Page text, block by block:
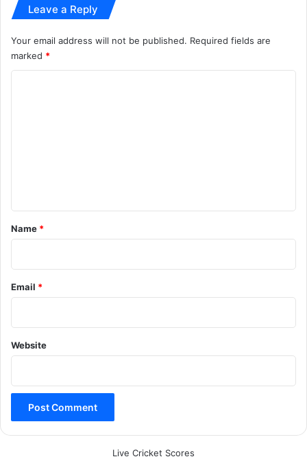
स
Leave a Reply
Your email address will not be published. Required fields are
marked *
*
Name *
Email *
Website
Live Cricket Scores